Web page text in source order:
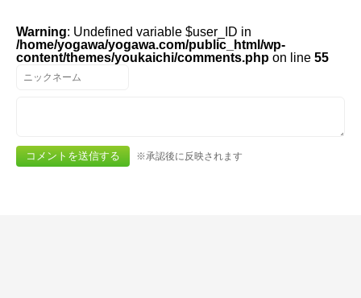
Warning: Undefined variable $user_ID in
/home/yogawa/yogawa.com/public_html/wp-
content/themes/youkaichi/comments.php on line 55
※承認後に反映されます